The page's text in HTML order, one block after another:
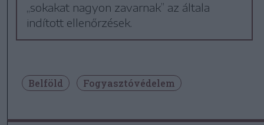
„sokakat nagyon zavarnak” az általa
indított ellenőrzések.
Belföld Fogyasztóvédelem